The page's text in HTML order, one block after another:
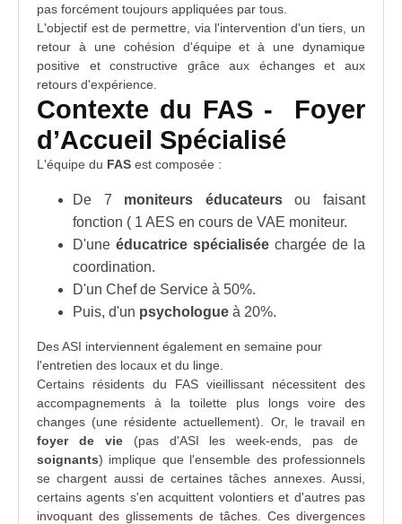
pas forcément toujours appliquées par tous.
L'objectif est de permettre, via l'intervention d'un tiers, un
retour à une cohésion d'équipe et à une dynamique
positive et constructive grâce aux échanges et aux
retours d'expérience.
Contexte du FAS - Foyer
d’Accueil Spécialisé
L'équipe du FAS est composée :
De 7 moniteurs éducateursou faisant
fonction ( 1 AES en cours de VAE moniteur.
D'une éducatrice spécialisée chargée de la
coordination.
D'un Chef de Service à 50%.
Puis, d'un psychologue à 20%.
Des ASI interviennent également en semaine pour
l'entretien des locaux et du linge.
Certains résidents du FAS vieillissant nécessitent des
accompagnements à la toilette plus longs voire des
changes (une résidente actuellement). Or, le travail en
foyer de vie(pas d'ASI les week-ends, pas de
soignants) implique que l'ensemble des professionnels
se chargent aussi de certaines tâches annexes. Aussi,
certains agents s'en acquittent volontiers et d'autres pas
invoquant des glissements de tâches. Ces divergences